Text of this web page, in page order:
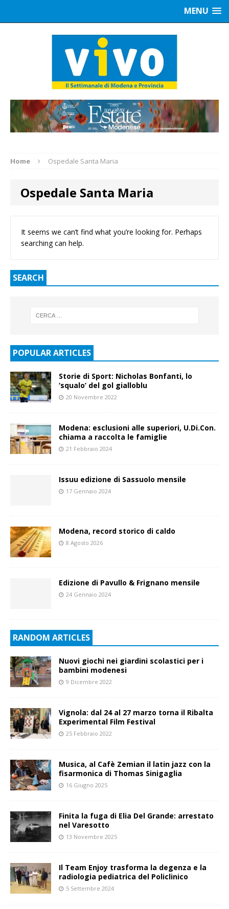
MENU
Home Ospedale Santa Maria
Ospedale Santa Maria
It seems we can’t find what you’re looking for. Perhaps
searching can help.
SEARCH
POPULAR ARTICLES
Storie di Sport: Nicholas Bonfanti, lo
‘squalo’ del gol gialloblu
20 Novembre 2022
Modena: esclusioni alle superiori, U.Di.Con.
chiama a raccolta le famiglie
21 Febbraio 2024
Issuu edizione di Sassuolo mensile
17 Gennaio 2024
Modena, record storico di caldo
8 Agosto 2026
Edizione di Pavullo & Frignano mensile
24 Gennaio 2024
RANDOM ARTICLES
Nuovi giochi nei giardini scolastici per i
bambini modenesi
9 Dicembre 2022
Vignola: dal 24 al 27 marzo torna il Ribalta
Experimental Film Festival
25 Febbraio 2022
Musica, al Cafè Zemian il latin jazz con la
fisarmonica di Thomas Sinigaglia
16 Giugno 2025
Finita la fuga di Elia Del Grande: arrestato
nel Varesotto
13 Novembre 2025
Il Team Enjoy trasforma la degenza e la
radiologia pediatrica del Policlinico
5 Settembre 2024